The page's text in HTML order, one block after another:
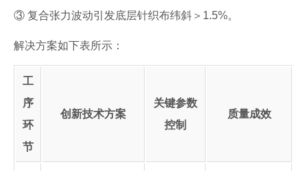
③ 复合张力波动引发底层针织布纬斜＞1.5%。
解决方案如下表所示：
工
序
环
节
创新技术方案
关键参数
控制
质量成效